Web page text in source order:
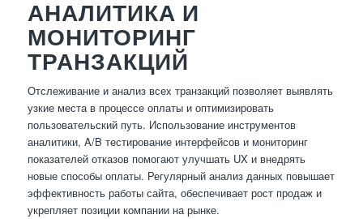
АНАЛИТИКА И
МОНИТОРИНГ
ТРАНЗАКЦИЙ
Отслеживание и анализ всех транзакций позволяет выявлять
узкие места в процессе оплаты и оптимизировать
пользовательский путь. Использование инструментов
аналитики, A/B тестирование интерфейсов и мониторинг
показателей отказов помогают улучшать UX и внедрять
новые способы оплаты. Регулярный анализ данных повышает
эффективность работы сайта, обеспечивает рост продаж и
укрепляет позиции компании на рынке.